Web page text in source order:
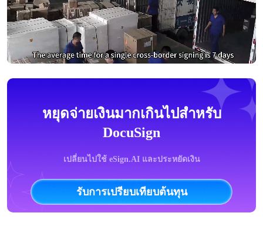
หยุดจ่ายเงินมากเกินไปสำหรับ
DocuSign
เปลี่ยนไปใช้ eSign.AI และประหยัดเงิน
รับการเปรียบเทียบต้นทุน